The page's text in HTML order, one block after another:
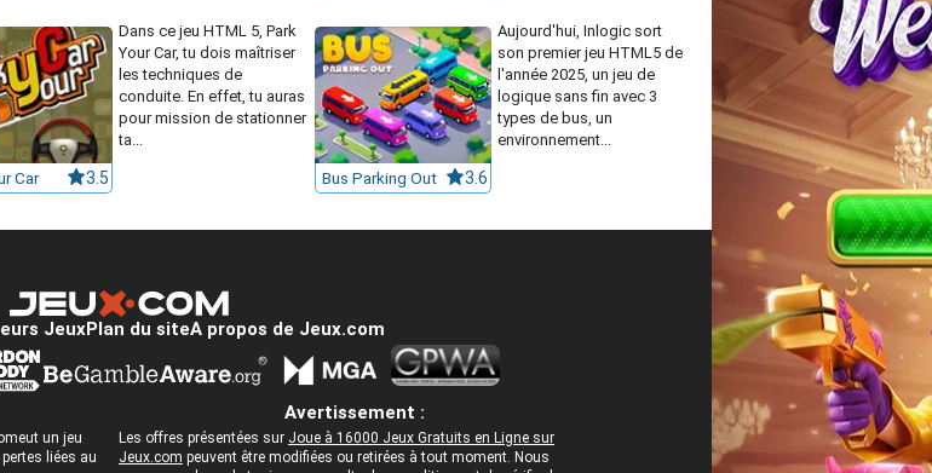
Car 3.5
Dans ce jeu HTML 5, Park
Your Car, tu dois maîtriser
les techniques de
conduite. En effet, tu auras
pour mission de stationner
ta...
Bus Parking Out 3.6
Aujourd'hui, Inlogic sort
son premier jeu HTML5 de
l'année 2025, un jeu de
logique sans fin avec 3
types de bus, un
environnement...
JeuxPlan du siteA propos de Jeux.com
un jeu
liées au
Avertissement :
Les offres présentées sur Joue à 16000 Jeux Gratuits en Ligne sur
Jeux.com peuvent être modifiées ou retirées à tout moment. Nous